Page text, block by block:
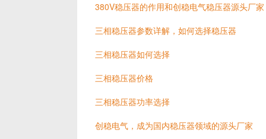
380V稳压器的作用和创稳电气稳压器源头厂家
三相稳压器参数详解，如何选择稳压器
三相稳压器如何选择
三相稳压器价格
三相稳压器功率选择
创稳电气，成为国内稳压器领域的源头厂家